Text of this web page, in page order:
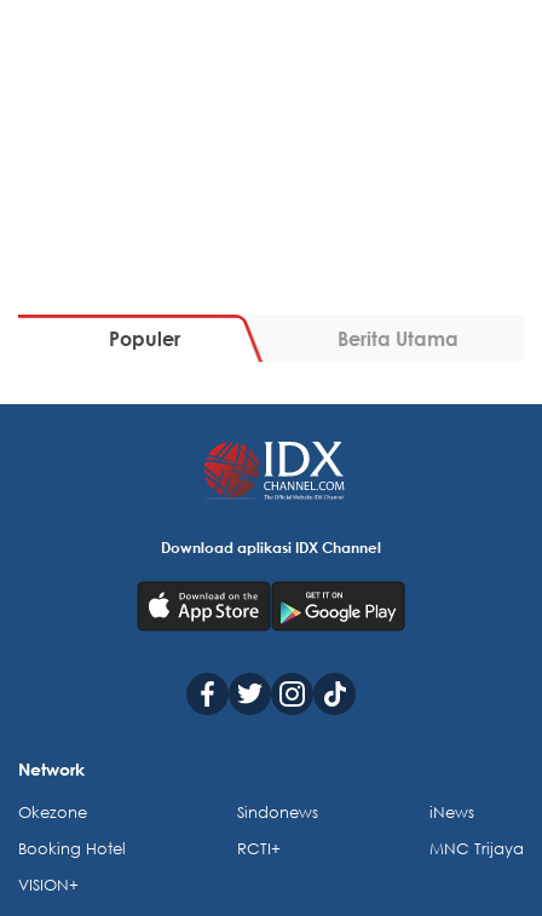
Populer Berita Utama
Download aplikasi IDX Channel
Network
Okezone
Booking Hotel
VISION+
Sindonews
RCTI+
iNews
MNC Trijaya